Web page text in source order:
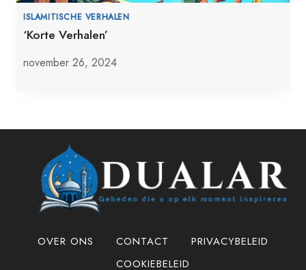
ISLAMITISCHE VERHALEN
‘Korte Verhalen’
november 26, 2024
OVER ONS CONTACT
PRIVACYBELEID
COOKIEBELEID